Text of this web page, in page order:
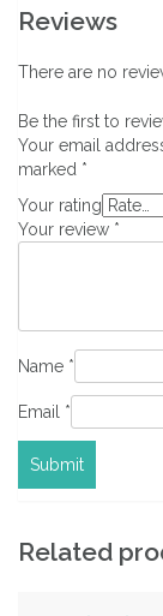
Reviews
There are no
Be the first to
Your email
marked *
Your rating
Your review *
Name *
Email *
Related